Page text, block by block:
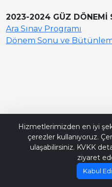
2023-2024 GÜZ DÖNEMİ
Ara Sınav Programı
Dönem Sonu ve
Hizmetlerimizden en iyi
çerezler kullanıyoruz.
ulaşabilirsiniz. KVKK
ziyaret
Kabul